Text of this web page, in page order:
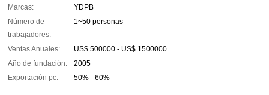
Marcas:
YDPB
Número de
trabajadores:
1~50 personas
Ventas Anuales:
US$ 500000 - US$ 1500000
Año de fundación:
2005
Exportación pc:
50% - 60%